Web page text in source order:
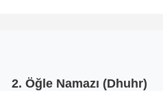
2. Öğle Namazı (Dhuhr)